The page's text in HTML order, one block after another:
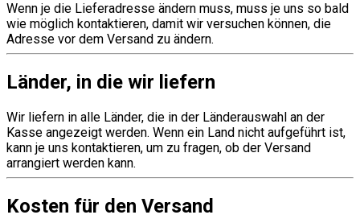
Wenn je die Lieferadresse ändern muss, muss je uns so bald
wie möglich kontaktieren, damit wir versuchen können, die
Adresse vor dem Versand zu ändern.
Länder, in die wir liefern
Wir liefern in alle Länder, die in der Länderauswahl an der
Kasse angezeigt werden. Wenn ein Land nicht aufgeführt ist,
kann je uns kontaktieren, um zu fragen, ob der Versand
arrangiert werden kann.
Kosten für den Versand